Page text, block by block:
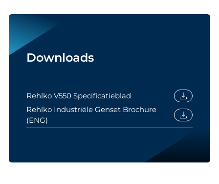
Downloads
Rehlko V550 Specificatieblad download
Rehlko Industriële Genset Brochure
(ENG)
download